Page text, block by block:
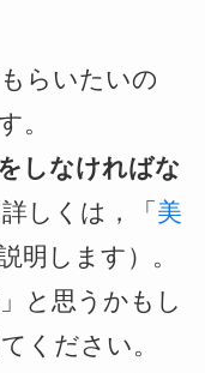
らいたいの
。
しなければな
しくは，「 美
明します）。
と思うかもし
ください。